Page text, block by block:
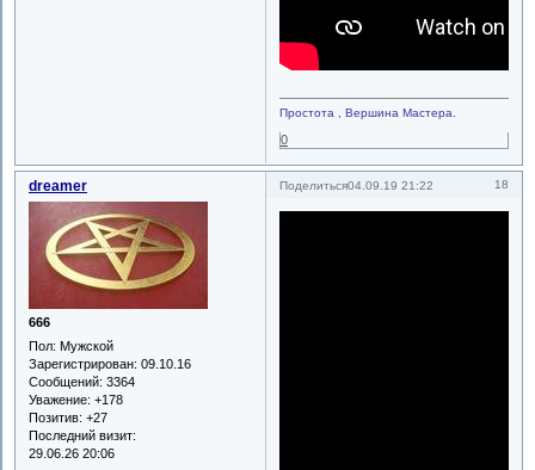
Простота , Вершина Мастера.
0
Поделиться 18
04.09.19 21:22
dreamer
666
Пол: Мужской
Зарегистрирован: 09.10.16
Сообщений: 3364
Уважение: +178
Позитив: +27
Последний визит:
29.06.26 20:06